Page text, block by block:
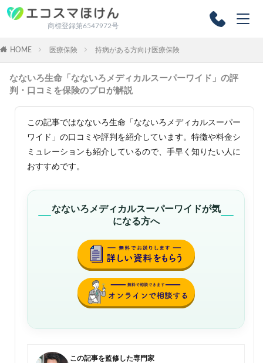
商標登録第6547972号
HOME 医療保険 持病がある方向け医療保険
なないろ生命「なないろメディカルスーパーワイド」の評
判・口コミを保険のプロが解説
この記事ではなないろ生命「なないろメディカルスーパー
ワイド」の口コミや評判を紹介しています。特徴や料金シ
ミュレーションも紹介しているので、手早く知りたい人に
おすすめです。
なないろメディカルスーパーワイドが気
になる方へ
この記事を監修した専門家